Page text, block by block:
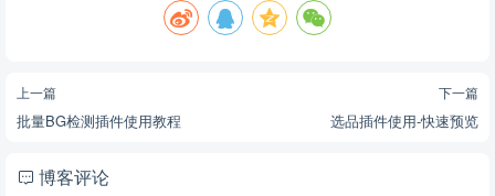
上一篇
批量BG检测插件使用教程
下一篇
选品插件使用-快速预览
博客评论